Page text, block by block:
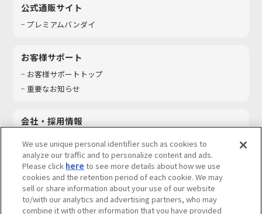
公式通販サイト
プレミアムバンダイ
お客様サポート
お客様サポートトップ
重要なお知らせ
会社・採用情報
採用情報
サステナビリティ
お問い合わせ
We use unique personal identifier such as cookies to
analyze our traffic and to personalize content and ads.
Please click here to see more details about how we use
cookies and the retention period of each cookie. We may
sell or share information about your use of our website
to/with our analytics and advertising partners, who may
combine it with other information that you have provided